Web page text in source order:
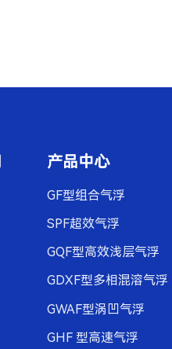
产品中心
GF型组合气浮
SPF超效气浮
GQF型高效浅层气浮
GDXF型多相混溶气浮
GWAF型涡凹气浮
GHF 型高速气浮